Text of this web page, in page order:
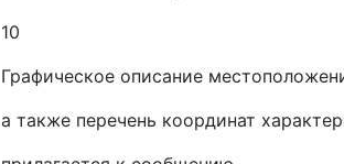
10
Графическое описание
а также перечень координат